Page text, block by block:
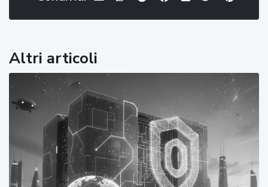
Altri articoli